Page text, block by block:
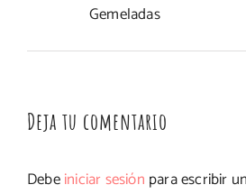
Gemeladas
Deja tu comentario
Debeiniciar sesión para escribir